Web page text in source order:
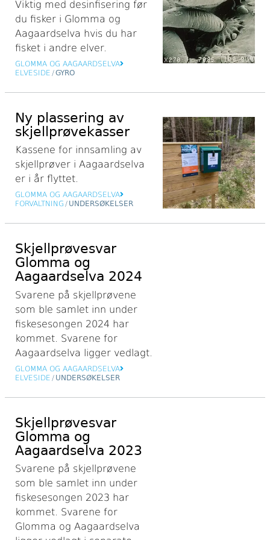
Viktig med desinfisering før
du fisker i Glomma og
Aagaardselva hvis du har
fisket i andre elver.
GLOMMA OG AAGAARDSELVA
ELVESIDE /GYRO
Ny plassering av
skjellprøvekasser
Kassene for innsamling av
skjellprøver i Aagaardselva
er i år flyttet.
GLOMMA OG AAGAARDSELVA
FORVALTNING / UNDERSØKELSER
Skjellprøvesvar
Glomma og
Aagaardselva 2024
Svarene på skjellprøvene
som ble samlet inn under
fiskesesongen 2024 har
kommet. Svarene for
Aagaardselva ligger vedlagt.
GLOMMA OG AAGAARDSELVA
ELVESIDE / UNDERSØKELSER
Skjellprøvesvar
Glomma og
Aagaardselva 2023
Svarene på skjellprøvene
som ble samlet inn under
fiskesesongen 2023 har
kommet. Svarene for
Glomma og Aagaardselva